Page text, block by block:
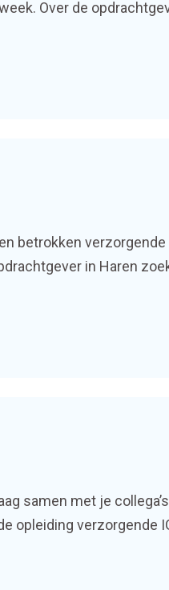
Over de
betrokken
in Haren
samen met je
opleiding verzorgende